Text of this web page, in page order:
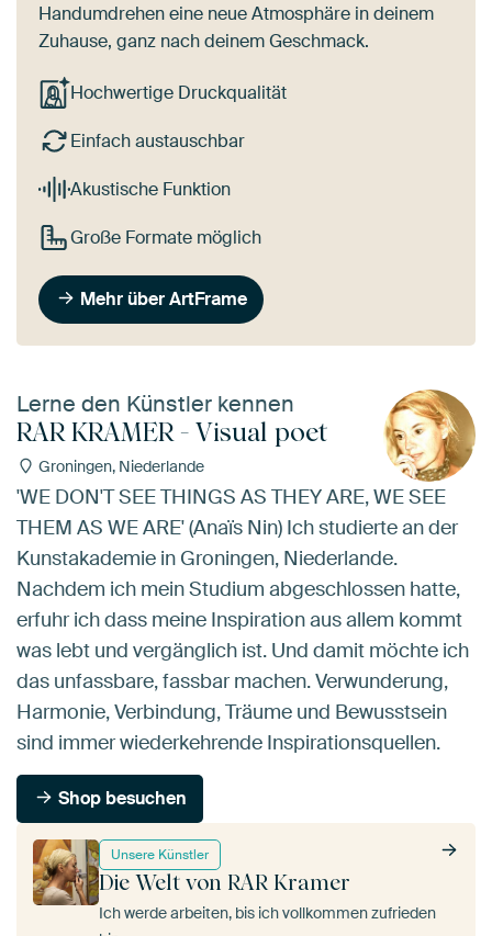
Handumdrehen eine neue Atmosphäre in deinem
Zuhause, ganz nach deinem Geschmack.
Hochwertige Druckqualität
Einfach austauschbar
Akustische Funktion
Große Formate möglich
Mehr über ArtFrame
Lerne den Künstler kennen
RAR KRAMER - Visual poet
Groningen, Niederlande
Unsere Künstler
Die Welt von RAR Kramer
Ich werde arbeiten, bis ich vollkommen zufrieden
'WE DON'T SEE THINGS AS THEY ARE, WE SEE
THEM AS WE ARE' (Anaïs Nin) Ich studierte an der
Kunstakademie in Groningen, Niederlande.
Nachdem ich mein Studium abgeschlossen hatte,
erfuhr ich dass meine Inspiration aus allem kommt
was lebt und vergänglich ist. Und damit möchte ich
das unfassbare, fassbar machen. Verwunderung,
Harmonie, Verbindung, Träume und Bewusstsein
sind immer wiederkehrende Inspirationsquellen.
Shop besuchen